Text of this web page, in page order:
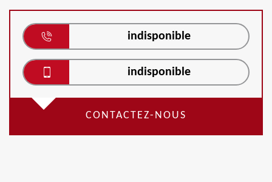
indisponible
indisponible
CONTACTEZ-NOUS